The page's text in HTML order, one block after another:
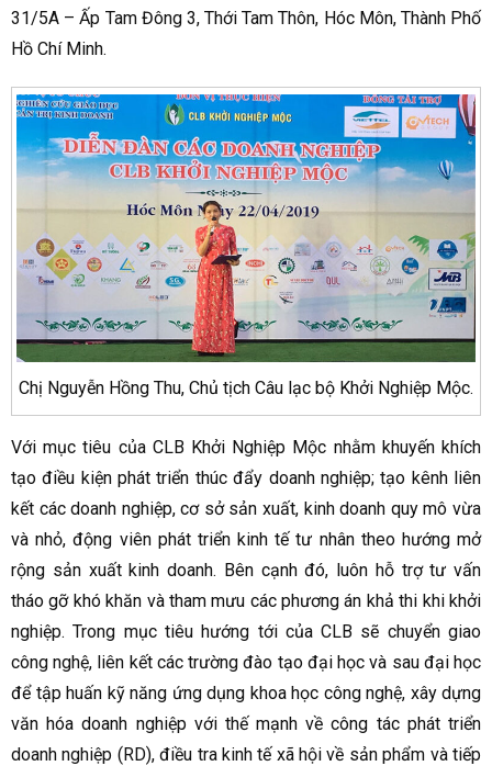
31/5A – Ấp Tam Đông 3, Thới Tam Thôn, Hóc Môn, Thành Phố
Hồ Chí Minh.
Chị Nguyễn Hồng Thu, Chủ tịch Câu lạc bộ Khởi Nghiệp Mộc.
Với mục tiêu của CLB Khởi Nghiệp Mộc nhằm khuyến khích
tạo điều kiện phát triển thúc đẩy doanh nghiệp; tạo kênh liên
kết các doanh nghiệp, cơ sở sản xuất, kinh doanh quy mô vừa
và nhỏ, động viên phát triển kinh tế tư nhân theo hướng mở
rộng sản xuất kinh doanh. Bên cạnh đó, luôn hỗ trợ tư vấn
tháo gỡ khó khăn và tham mưu các phương án khả thi khi khởi
nghiệp. Trong mục tiêu hướng tới của CLB sẽ chuyển giao
công nghệ, liên kết các trường đào tạo đại học và sau đại học
để tập huấn kỹ năng ứng dụng khoa học công nghệ, xây dựng
văn hóa doanh nghiệp với thế mạnh về công tác phát triển
doanh nghiệp (RD), điều tra kinh tế xã hội về sản phẩm và tiếp